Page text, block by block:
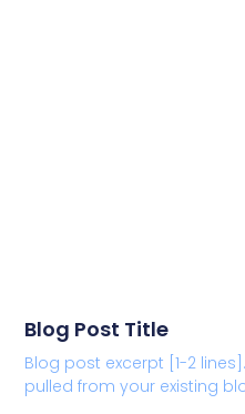
Blog Post Title
Blog post excerpt [1-2
pulled from your existing